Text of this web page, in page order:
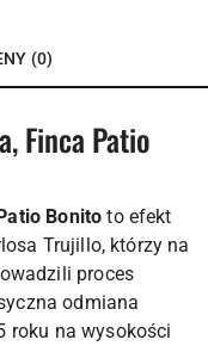
(0)
Finca Patio
Bonito to efekt
Trujillo, którzy na
proces
odmiana
roku na wysokości